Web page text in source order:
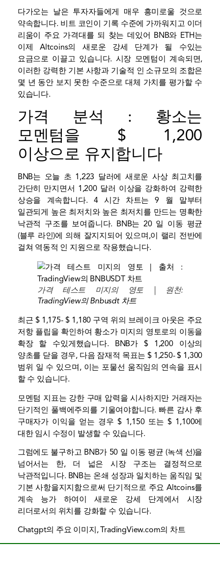
다가오는 날은 투자자들에게 매우 흥미로울 것으로
약속합니다. 비트 코인이 기록 수준에 가까워지고 이더
리움이 주요 가격대를 되 찾는 데있어 BNB와 ETH는
이제 Altcoins의 새로운 강세 단계가 될 수있는
요금으로 이끌고 있습니다. 시장 모멘텀이 계속되면,
이러한 강력한 기본 사항과 기술적 인 소규모의 조합은
몇 년 동안 보지 못한 수준으로 대체 가치를 평가할 수
있습니다.
가격 분석 : 황소는
모멘텀을 $ 1,200
이상으로 유지합니다
BNB는 오늘 초 1,223 달러에 새로운 사상 최고치를
간단히 만지면서 1,200 달러 이상을 강화하여 강력한
상승을 계속합니다. 4 시간 차트는 9 월 말부터
일관되게 높은 최저치와 높은 최저치를 만드는 명확한
낙관적 구조를 보여줍니다. BNB는 20 일 이동 평균
(블루 라인)에 의해 잘지지되어 있으며,이 랠리 전반에
걸쳐 역동적 인 지원으로 작용했습니다.
가격 테스트 미지의 영토 | 원천:
TradingView의 Bnbusdt 차트
최근 $ 1,175- $ 1,180 구역 위의 브레이크 아웃은 주요
저항 플립을 확인하여 황소가 미지의 영토로의 이동을
확장 할 수있게했습니다. BNB가 $ 1,200 이상의
양초를 닫을 경우, 다음 잠재적 목표는 $ 1,250- $ 1,300
범위 일 수 있으며, 이는 포물선 움직임의 연속을 표시
할 수 있습니다.
모멘텀 지표는 강한 구매 압력을 시사하지만 거래자는
단기적인 풀백에주의를 기울여야합니다. 빠른 감사 후
구매자가 이익을 얻는 경우 $ 1,150 또는 $ 1,100에
대한 임시 수정이 발생할 수 있습니다.
그럼에도 불구하고 BNB가 50 일 이동 평균 (녹색 선)을
넘어서는 한, 더 넓은 시장 구조는 결정적으로
낙관적입니다. BNB는 온쇄 성장과 일치하는 움직임 및
기본 사항을지지함으로써 단기적으로 주요 Altcoins를
계속 능가 하여이 새로운 강세 단계에서 시장
리더로서의 위치를 ​​강화할 수 있습니다.
Chatgpt의 주요 이미지, TradingView.com의 차트